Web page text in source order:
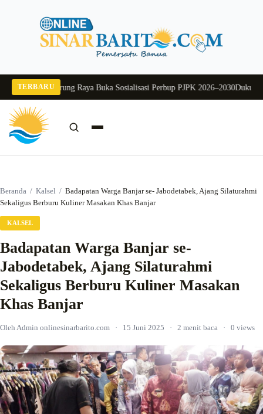
TERBARU
Sekda Murung Raya Buka Sosialisasi Perbup PJPK 2026–2030Dukung
Beranda / Kalsel / Badapatan Warga Banjar se- Jabodetabek, Ajang Silaturahmi
Sekaligus Berburu Kuliner Masakan Khas Banjar
KALSEL
Badapatan Warga Banjar se-
Jabodetabek, Ajang Silaturahmi
Sekaligus Berburu Kuliner Masakan
Khas Banjar
Oleh Admin onlinesinarbarito.com · 15 Juni 2025 · 2 menit baca · 0 views